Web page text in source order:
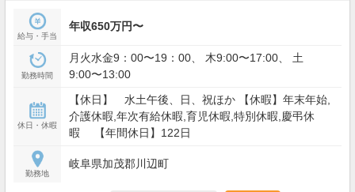
給与・手当
年収650万円〜
勤務時間
月火水金9：00〜19：00、 木9:00〜17:00、 土
9:00〜13:00
休日・休暇
【休日】 水土午後、日、祝ほか 【休暇】年末年始,
介護休暇,年次有給休暇,育児休暇,特別休暇,慶弔休
暇 【年間休日】122日
勤務地
岐阜県加茂郡川辺町